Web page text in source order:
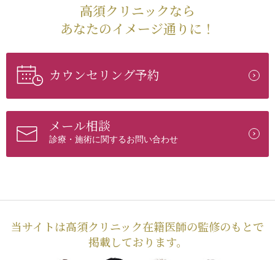
高須クリニックなら
あなたのイメージ通りに！
カウンセリング予約
メール相談
診療・施術に関するお問い合わせ
当サイトは高須クリニック在籍医師の監修のもとで
掲載しております。